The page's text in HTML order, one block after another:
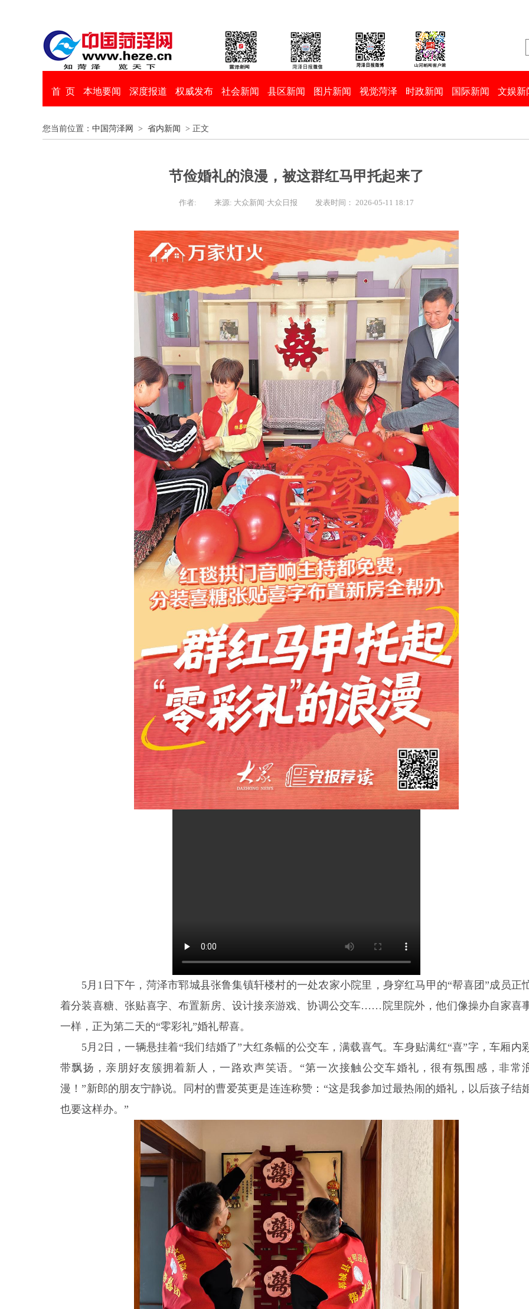
首 页 本地要闻 深度报道 权威发布 社会新闻 县区新闻 图片新闻 视觉菏泽 时政新闻 国际新闻 文娱新
您当前位置： 中国菏泽网 > 省内新闻 > 正文
节俭婚礼的浪漫，被这群红马甲托起来了
作者: 来源: 大众新闻·大众日报 发表时间： 2026-05-11 18:17
5月1日下午，菏泽市郓城县张鲁集镇轩楼村的一处农家小院里，身穿红马甲的“帮喜团”成员正
着分装喜糖、张贴喜字、布置新房、设计接亲游戏、协调公交车……院里院外，他们像操办自家喜
一样，正为第二天的“零彩礼”婚礼帮喜。
5月2日，一辆悬挂着“我们结婚了”大红条幅的公交车，满载喜气。车身贴满红“喜”字，车厢内
带飘扬，亲朋好友簇拥着新人，一路欢声笑语。“第一次接触公交车婚礼，很有氛围感，非常
漫！”新郎的朋友宁静说。同村的曹爱英更是连连称赞：“这是我参加过最热闹的婚礼，以后孩子结
也要这样办。”